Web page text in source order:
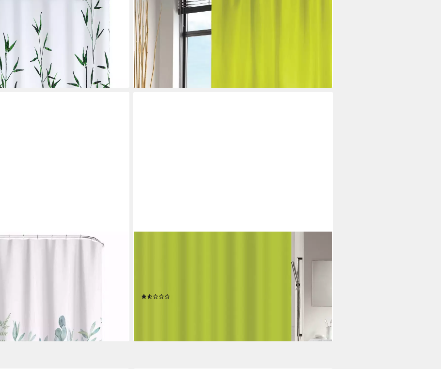
grün Breite 180 cm
bei dir
Duschvorhang Cotexsa LISO Breite 180 cm, Premium
Textil-Duschvorhang, 100% Polyester, wasserundurchlässig,
Anti-Schimmel-Effekt, Anti-Bakteriell beschichtet,
waschbar 30°, 180 x 200 cm, Farbe pistazie grün
19,99 €
lieferbar - in 2-3 Werktagen bei dir
Duschvorhang, 100% Polyester, wasserabweisend, Anti-
Schimmel-Effekt, waschbar 40°, uni, Farbe grün, Größe